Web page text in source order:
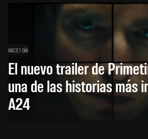
HACE 1 DÍA
El nuevo trailer de
una de las historias más
A24